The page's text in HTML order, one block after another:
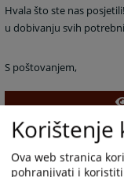
Hvala što ste nas
u dobivanju svih
S poštovanjem,
Korištenje
Ova web stranica
pohranjivati i